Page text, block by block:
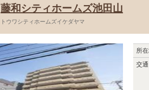
藤和シティホームズ池田山
トウワシティホームズイケダヤマ
所
交通